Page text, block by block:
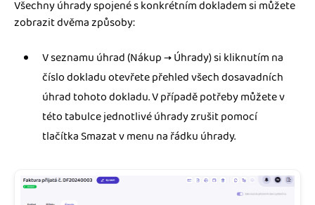
Všechny úhrady spojené s konkrétním dokladem si můžete
zobrazit dvěma způsoby:
V seznamu úhrad (Nákup → Úhrady) si kliknutím na
číslo dokladu otevřete přehled všech dosavadních
úhrad tohoto dokladu. V případě potřeby můžete v
této tabulce jednotlivé úhrady zrušit pomocí
tlačítka Smazat v menu na řádku úhrady.